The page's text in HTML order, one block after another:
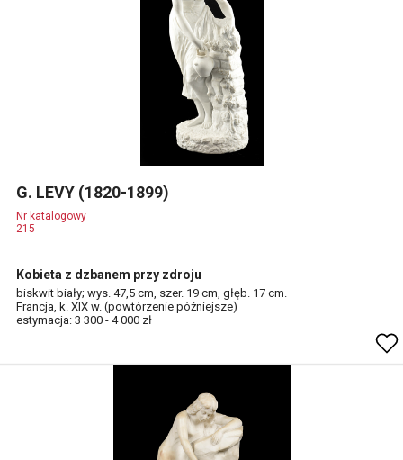
G. LEVY (1820-1899)
Nr katalogowy
215
Kobieta z dzbanem przy zdroju
biskwit biały; wys. 47,5 cm, szer. 19 cm, głęb. 17 cm.
Francja, k. XIX w. (powtórzenie późniejsze)
estymacja: 3 300 - 4 000 zł